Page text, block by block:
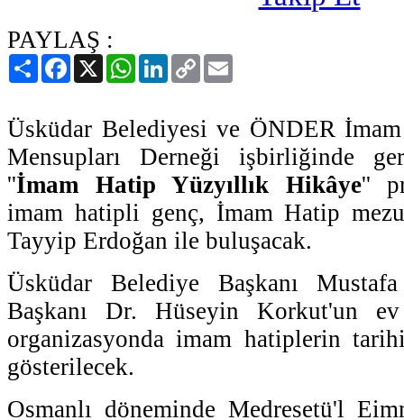
PAYLAŞ :
PaylaşFacebook
X WhatsAppLinkedIn
Copy
Link
Üsküdar Belediyesi ve ÖNDER
Mensupları Derneği işbirliğinde
''İmam Hatip Yüzyıllık Hikâye''
imam hatipli genç, İmam Hatip
Tayyip Erdoğan ile buluşacak.
Üsküdar Belediye Başkanı
Başkanı Dr. Hüseyin Korkut'un
organizasyonda imam hatiplerin
gösterilecek.
Osmanlı döneminde Medresetü'l